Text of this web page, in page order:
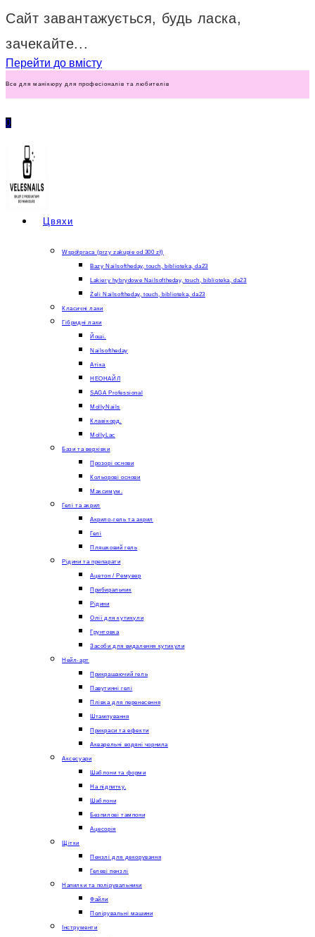
Сайт завантажується, будь ласка,
зачекайте...
Перейти до вмісту
Все для манікюру для професіоналів та любителів
0
Цвяхи
Współpraca (przy zakupie od 300 zł)
Bazy Nailsoftheday, touch, biblioteka, da23
Lakiery hybrydowe Nailsoftheday, touch, biblioteka, da23
Żeli Nailsoftheday, touch, biblioteka, da23
Класичні лаки
Гібридні лаки
Йоші.
Nailsoftheday
Атіка
НЕОНАЙЛ
SAGA Professional
MollyNails
Клавікорд.
MollyLac
Бази та верхівки
Прозорі основи
Кольорові основи
Максимум.
Гелі та акрил
Акрило-гель та акрил
Гелі
Пляшковий гель
Рідини та препарати
Ацетон / Ремувер
Прибиральник
Рідини
Олії для кутикули
Грунтовка
Засоби для видалення кутикули
Нейл-арт
Прикрашаючий гель
Павутинні гелі
Плівка для перенесення
Штампування
Прикраси та ефекти
Акварельні водяні чорнила
Аксесуари
Шаблони та форми
На підпитку.
Шаблони
Безпилові тампони
Ацесорія
Щітки
Пензлі для декорування
Гелеві пензлі
Напилки та полірувальники
Файли
Полірувальні машини
Інструменти